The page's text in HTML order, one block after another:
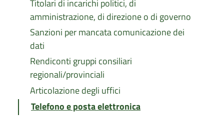
Titolari di incarichi politici, di
amministrazione, di direzione o di governo
Sanzioni per mancata comunicazione dei
dati
Rendiconti gruppi consiliari
regionali/provinciali
Articolazione degli uffici
Telefono e posta elettronica